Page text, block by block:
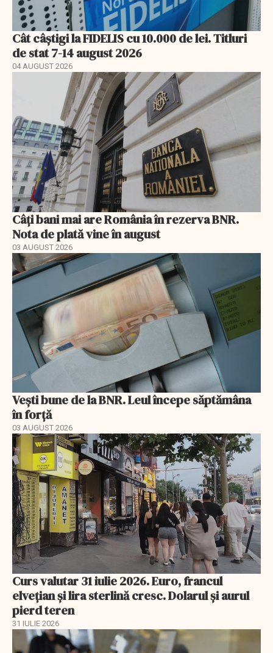
Cât câștigi la FIDELIS cu 10.000 de lei. Titluri
de stat 7-14 august 2026
04 AUGUST 2026
Câți bani mai are România în rezerva BNR.
Nota de plată vine în august
03 AUGUST 2026
Vești bune de la BNR. Leul începe săptămâna
în forță
03 AUGUST 2026
Curs valutar 31 iulie 2026. Euro, francul
elvețian și lira sterlină cresc. Dolarul și aurul
pierd teren
31 IULIE 2026